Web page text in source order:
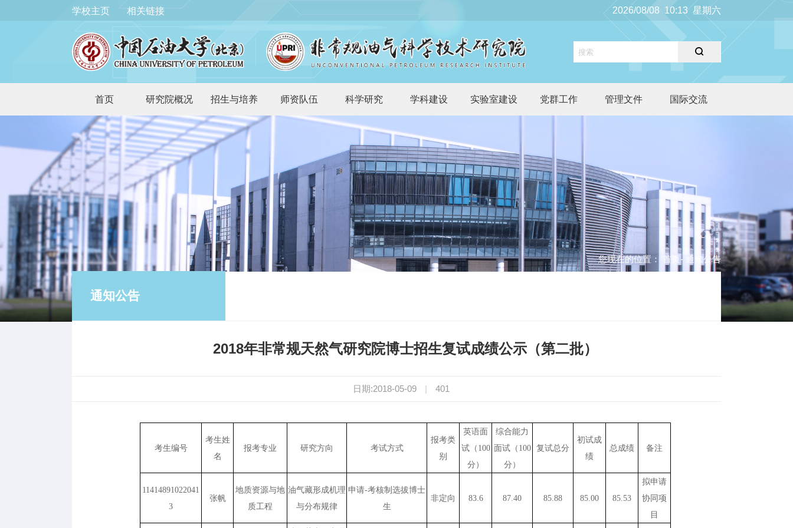
学校主页 相关链接 2026/08/08 10:13 星期六
首页 研究院概况 招生与培养 师资队伍 科学研究 学科建设 实验室建设 党群工作 管理文件 国际交流
您现在的位置： 首页 - 通知公告
通知公告
2018年非常规天然气研究院博士招生复试成绩公示（第二批）
日期:2018-05-09 | 401
考生编号
考生姓
名
报考专业 研究方向 考试方式
报考类
别
英语面
试（100
分）
综合能力
面试（100
分）
复试总分
初试成
绩
总成绩 备注
11414891022041
3
张帆
地质资源与地
质工程
油气藏形成机理
与分布规律
申请-考核制选拔博士
生
非定向 83.6 87.40 85.88 85.00 85.53
拟申请
协同项
目